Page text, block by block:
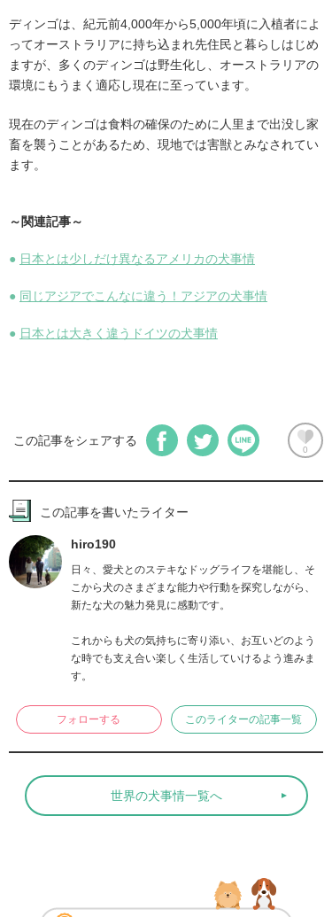
ディンゴは、紀元前4,000年から5,000年頃に入植者によ
ってオーストラリアに持ち込まれ先住民と暮らしはじめ
ますが、多くのディンゴは野生化し、オーストラリアの
環境にもうまく適応し現在に至っています。
現在のディンゴは食料の確保のために人里まで出没し家
畜を襲うことがあるため、現地では害獣とみなされてい
ます。
～関連記事～
● 日本とは少しだけ異なるアメリカの犬事情
● 同じアジアでこんなに違う！アジアの犬事情
● 日本とは大きく違うドイツの犬事情
この記事をシェアする
0
この記事を書いたライター
hiro190
日々、愛犬とのステキなドッグライフを堪能し、そ
こから犬のさまざまな能力や行動を探究しながら、
新たな犬の魅力発見に感動です。
これからも犬の気持ちに寄り添い、お互いどのよう
な時でも支え合い楽しく生活していけるよう進みま
す。
フォローする このライターの記事一覧
世界の犬事情一覧へ